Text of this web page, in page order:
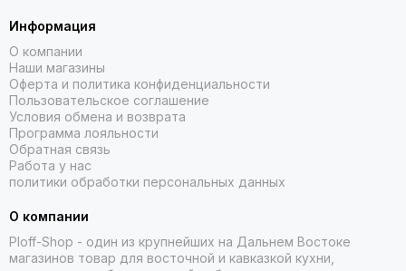
Информация
О компании
Наши магазины
Оферта и политика конфиденциальности
Пользовательское соглашение
Условия обмена и возврата
Программа лояльности
Обратная связь
Работа у нас
политики обработки персональных данных
О компании
Ploff-Shop - один из крупнейших на Дальнем Востоке
магазинов товар для восточной и кавказкой кухни,